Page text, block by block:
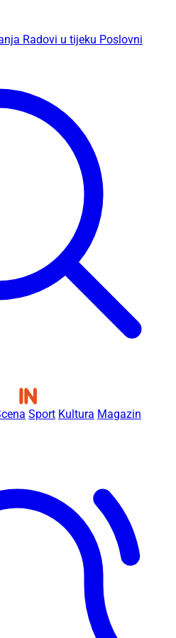
Radovi u tijeku Poslovni
Sport Kultura Magazin